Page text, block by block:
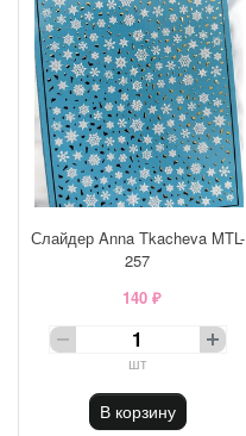
Слайдер Anna Tkacheva MTL-
257
140 ₽
шт
В корзину